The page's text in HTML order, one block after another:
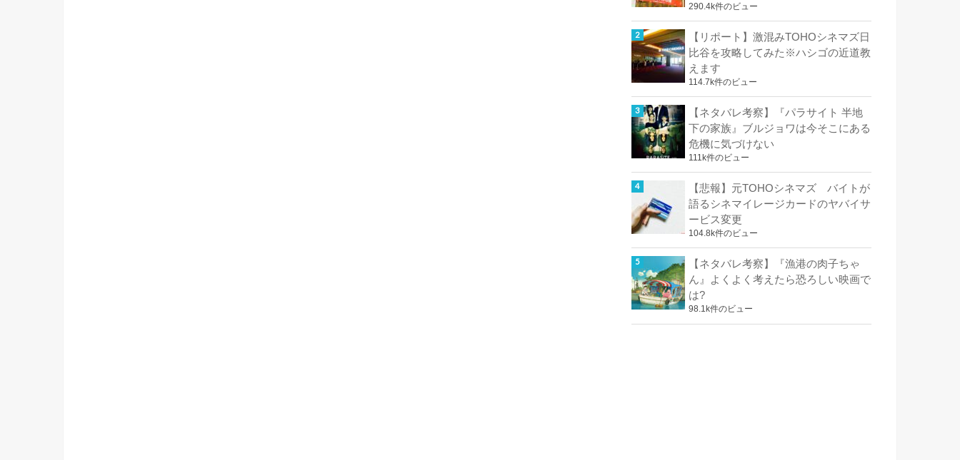
290.4k件のビュー
【リポート】激混みTOHOシネマズ日
比谷を攻略してみた※ハシゴの近道教
えます
114.7k件のビュー
【ネタバレ考察】『パラサイト 半地
下の家族』ブルジョワは今そこにある
危機に気づけない
111k件のビュー
【悲報】元TOHOシネマズ バイトが
語るシネマイレージカードのヤバイサ
ービス変更
104.8k件のビュー
【ネタバレ考察】『漁港の肉子ちゃ
ん』よくよく考えたら恐ろしい映画で
は?
98.1k件のビュー